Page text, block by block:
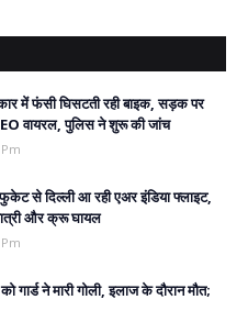
में फंसी घिसटती रही बाइक, सड़क पर
वायरल, पुलिस ने शुरू की जांच
से दिल्ली आ रही एअर इंडिया फ्लाइट,
और क्रू घायल
गार्ड ने मारी गोली, इलाज के दौरान मौत;